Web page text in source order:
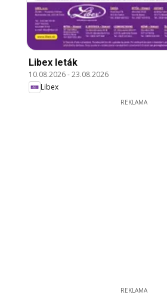
Libex leták
10.08.2026-23.08.2026
Libex
REKLAMA
REKLAMA